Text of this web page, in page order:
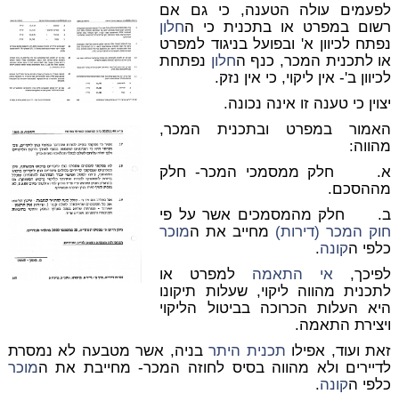
לפעמים עולה הטענה, כי גם אם
רשום במפרט או בתכנית כי החלון
נפתח לכיוון א' ובפועל בניגוד למפרט
או לתכנית המכר, כנף החלון נפתחת
לכיוון ב'- אין ליקוי, כי אין נזק.
יצוין כי טענה זו אינה נכונה.
האמור במפרט ובתכנית המכר,
מהווה:
א. חלק ממסמכי המכר- חלק
מההסכם.
ב. חלק מהמסמכים אשר על פי
חוק המכר (דירות) מחייב את המוכר
כלפי הקונה.
לפיכך, אי התאמה למפרט או
לתכנית מהווה ליקוי, שעלות תיקונו
היא העלות הכרוכה בביטול הליקוי
ויצירת התאמה.
זאת ועוד, אפילו תכנית היתרבניה, אשר מטבעה לא נמסרת
לדיירים ולא מהווה בסיס לחוזה המכר- מחייבת את המוכר
כלפי הקונה.